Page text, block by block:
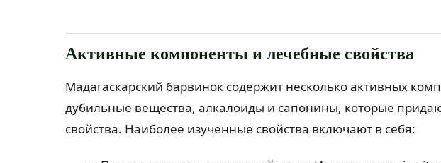
Активные компоненты и лечебные свойства
Мадагаскарский барвинок содержит несколько активных
дубильные вещества, алкалоиды и сапонины, которые
свойства. Наиболее изученные свойства включают в себя: